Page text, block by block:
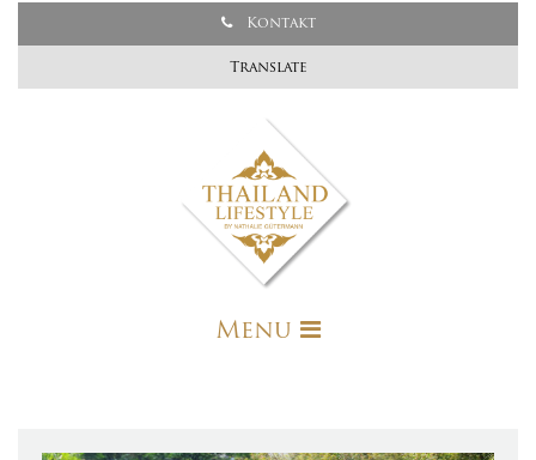
Kontakt
Translate
Menu